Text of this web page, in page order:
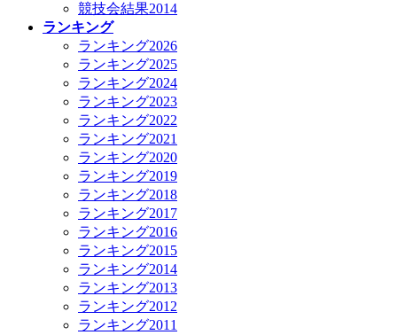
競技会結果2014
ランキング
ランキング2026
ランキング2025
ランキング2024
ランキング2023
ランキング2022
ランキング2021
ランキング2020
ランキング2019
ランキング2018
ランキング2017
ランキング2016
ランキング2015
ランキング2014
ランキング2013
ランキング2012
ランキング2011